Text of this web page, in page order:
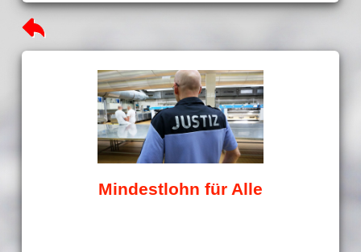
Mindestlohn für Alle